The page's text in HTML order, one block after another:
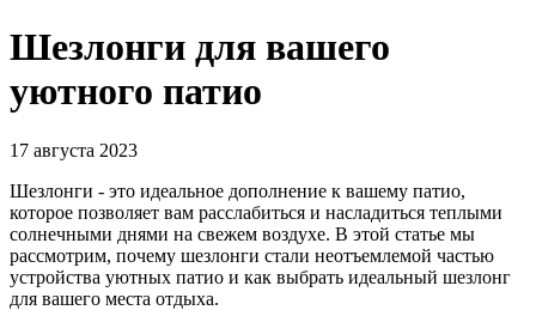
Шезлонги для вашего
уютного патио
17 августа 2023
Шезлонги - это идеальное дополнение к вашему патио,
которое позволяет вам расслабиться и насладиться теплыми
солнечными днями на свежем воздухе. В этой статье мы
рассмотрим, почему шезлонги стали неотъемлемой частью
устройства уютных патио и как выбрать идеальный шезлонг
для вашего места отдыха.